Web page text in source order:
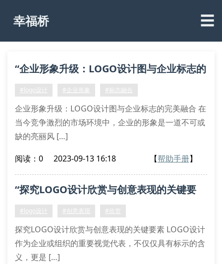
幸福桥 ☰
“企业形象升级：LOGO设计图与企业标志的
完美融合”
#logo设计 #企业形象 #标志融合
企业形象升级：LOGO设计图与企业标志的完美融合 在
当今竞争激烈的市场环境中，企业的形象是一道不可或
缺的亮丽风 […]
阅读：0 2023-09-13 16:18 【帮助手册】
“探究LOGO设计欣赏与创意表现的关键要
素”
#logo设计 #创意表现 #欣赏
探究LOGO设计欣赏与创意表现的关键要素 LOGO设计
作为企业或组织的重要视觉代表，不仅仅具有标示的含
义，更是 […]